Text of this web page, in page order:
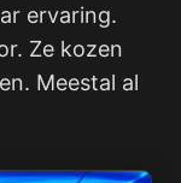
ervaring.
Ze kozen
Meestal al